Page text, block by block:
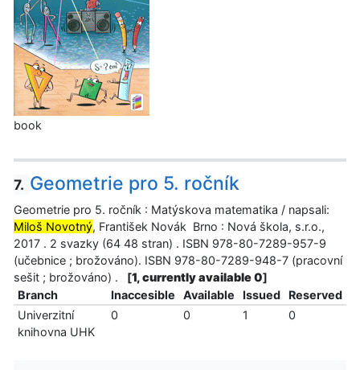
book
7. Geometrie pro 5. ročník
Geometrie pro 5. ročník : Matýskova matematika / napsali:
Miloš Novotný, František Novák Brno : Nová škola, s.r.o.,
2017 . 2 svazky (64 48 stran) . ISBN 978-80-7289-957-9
(učebnice ; brožováno). ISBN 978-80-7289-948-7 (pracovní
sešit ; brožováno) .
[1, currently available 0]
Branch
Inaccesible Available Issued
Reserved
Univerzitní
knihovna UHK
0 0 1 0